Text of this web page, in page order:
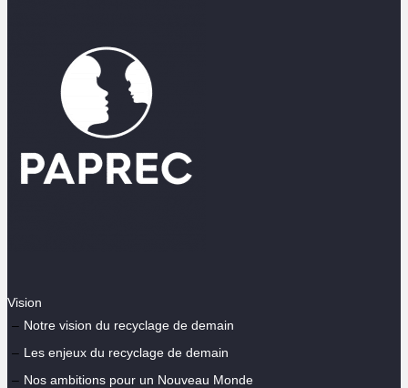
Vision
Notre vision du recyclage de demain
Les enjeux du recyclage de demain
Nos ambitions pour un Nouveau Monde